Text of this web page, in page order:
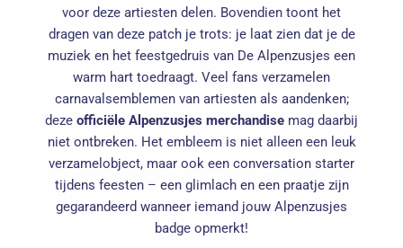
voor deze artiesten delen. Bovendien toont het
dragen van deze patch je trots: je laat zien dat je de
muziek en het feestgedruis van De Alpenzusjes een
warm hart toedraagt. Veel fans verzamelen
carnavalsemblemen van artiesten als aandenken;
deze officiële Alpenzusjes merchandise mag daarbij
niet ontbreken. Het embleem is niet alleen een leuk
verzamelobject, maar ook een conversation starter
tijdens feesten – een glimlach en een praatje zijn
gegarandeerd wanneer iemand jouw Alpenzusjes
badge opmerkt!